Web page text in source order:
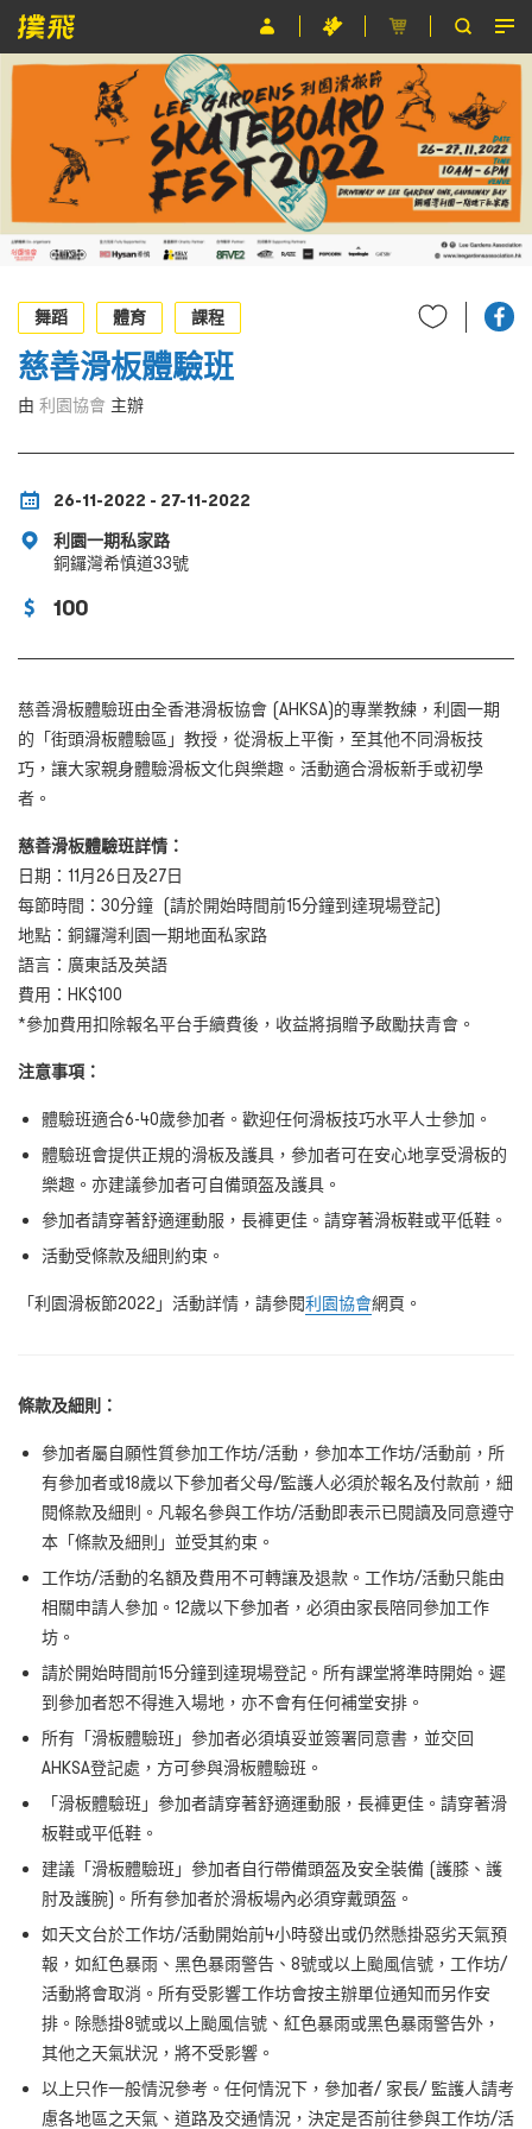
主辦單位
關於撲飛
條款及細則
EN
舞蹈
體育 課程
慈善滑板體驗班
由 利園協會 主辦
26-11-2022 - 27-11-2022
利園一期私家路
銅鑼灣希慎道33號
100
慈善滑板體驗班由全香港滑板協會 (AHKSA)的專業教練，利園一期
的「街頭滑板體驗區」教授，從滑板上平衡，至其他不同滑板技
巧，讓大家親身體驗滑板文化與樂趣。活動適合滑板新手或初學
者。
慈善滑板體驗班詳情：
日期：11月26日及27日
每節時間：30分鐘 (請於開始時間前15分鐘到達現場登記)
地點：銅鑼灣利園一期地面私家路
語言：廣東話及英語
費用：HK$100
*參加費用扣除報名平台手續費後，收益將捐贈予啟勵扶青會。
注意事項：
體驗班適合6-40歲參加者。歡迎任何滑板技巧水平人士參加。
體驗班會提供正規的滑板及護具，參加者可在安心地享受滑板的
樂趣。亦建議參加者可自備頭盔及護具。
參加者請穿著舒適運動服，長褲更佳。請穿著滑板鞋或平低鞋。
活動受條款及細則約束。
「利園滑板節2022 」活動詳情，請參閱利園協會網頁。
條款及細則：
參加者屬自願性質參加工作坊/活動，參加本工作坊/活動前，所
有參加者或18歲以下參加者父母/監護人必須於報名及付款前，細
閱條款及細則。凡報名參與工作坊/活動即表示已閱讀及同意遵守
本「條款及細則」並受其約束。
工作坊/活動的名額及費用不可轉讓及退款。工作坊/活動只能由
相關申請人參加。12歲以下參加者，必須由家長陪同參加工作
坊。
請於開始時間前15分鐘到達現場登記。所有課堂將準時開始。遲
到參加者恕不得進入場地，亦不會有任何補堂安排。
所有「滑板體驗班」參加者必須填妥並簽署同意書，並交回
AHKSA登記處，方可參與滑板體驗班。
「滑板體驗班」參加者請穿著舒適運動服，長褲更佳。請穿著滑
板鞋或平低鞋。
建議「滑板體驗班」參加者自行帶備頭盔及安全裝備 (護膝、護
肘及護腕)。所有參加者於滑板場內必須穿戴頭盔。
如天文台於工作坊/活動開始前4小時發出或仍然懸掛惡劣天氣預
報，如紅色暴雨、黑色暴雨警告、8號或以上颱風信號，工作坊/
活動將會取消。所有受影響工作坊會按主辦單位通知而另作安
排。除懸掛8號或以上颱風信號、紅色暴雨或黑色暴雨警告外，
其他之天氣狀況，將不受影響。
以上只作一般情況參考。任何情況下，參加者/ 家長/ 監護人請考
慮各地區之天氣、道路及交通情況，決定是否前往參與工作坊/活